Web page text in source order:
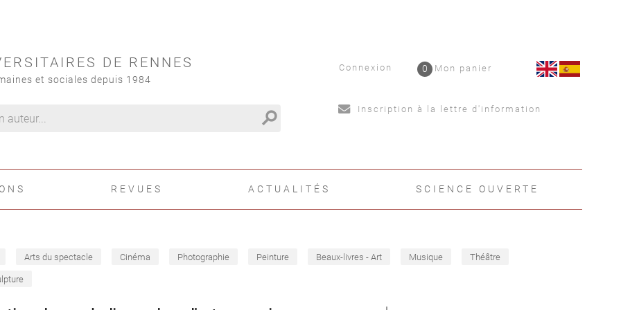
DE RENNES
et sociales depuis 1984
search
Connexion Mon panier
0
Inscription à la lettre d'information
REVUES ACTUALITÉS SCIENCE OUVERTE
Arts du spectacle Cinéma Photographie Peinture Beaux-livres - Art Musique Théâtre